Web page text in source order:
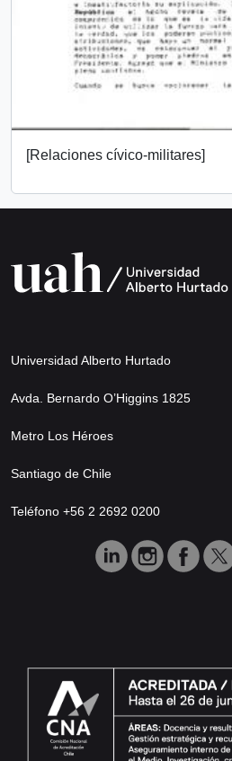
[Relaciones cívico-militares]
Universidad Alberto Hurtado
Avda. Bernardo O’Higgins 1825
Metro Los Héroes
Santiago de Chile
Teléfono +56 2 2692 0200